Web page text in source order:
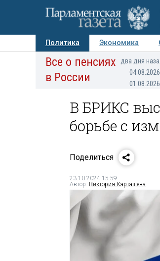
Политика Экономика
Авторы Персоны
Все о пенсиях
в России
два дня
04.08.2026
01.08.2026
В БРИКС
борьбе с
Поделиться
23.10.2024 15:59
Автор: Виктория Карташева